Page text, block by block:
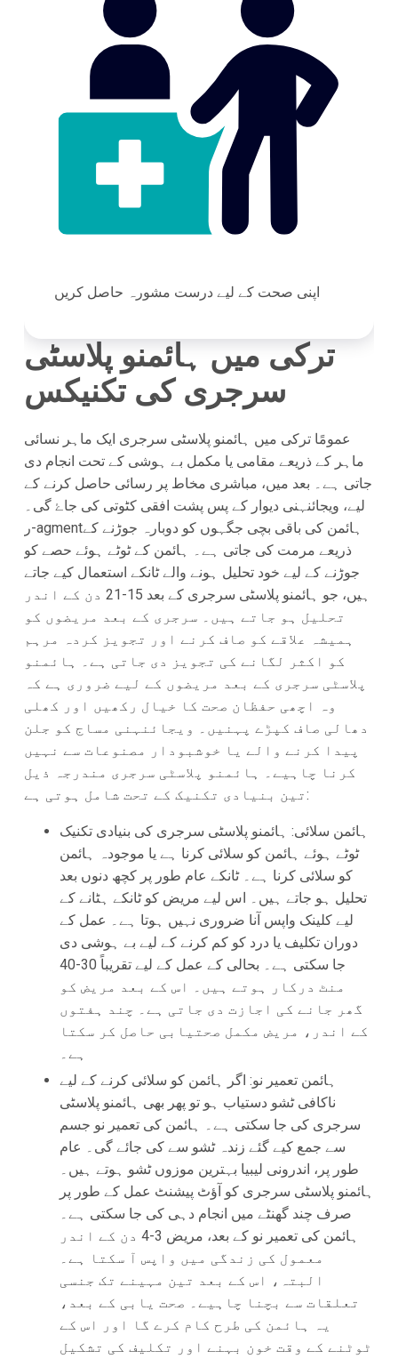
اپنی صحت کے لیے درست مشورہ حاصل کریں
ترکی میں ہائمنو پلاسٹی
سرجری کی تکنیکس
عمومًا ترکی میں ہائمنو پلاسٹی سرجری ایک ماہر نسائی
ماہر کے ذریعے مقامی یا مکمل بے ہوشی کے تحت انجام دی
جاتی ہے۔ بعد میں، مباشری مخاط پر رسائی حاصل کرنے کے
لیے، ویجائنہنی دیوار کے پس پشت افقی کٹوتی کی جاۓ گی۔
ر-agmentہائمن کی باقی بچی جگہوں کو دوبارہ جوڑنے کے
ذریعے مرمت کی جاتی ہے۔ ہائمن کے ٹوٹے ہوئے حصے کو
جوڑنے کے لیے خود تحلیل ہونے والے ٹانکے استعمال کیے جاتے
ہیں، جو ہائمنو پلاسٹی سرجری کے بعد 15-21 دن کے اندر
تحلیل ہو جاتے ہیں۔ سرجری کے بعد مریضوں کو
ہمیشہ علاقے کو صاف کرنے اور تجویز کردہ مرہم
کو اکثر لگانے کی تجویز دی جاتی ہے۔ ہائمنو
پلاسٹی سرجری کے بعد مریضوں کے لیے ضروری ہے کہ
وہ اچھی حفظان صحت کا خیال رکھیں اور کھلی
دھالی صاف کپڑے پہنیں۔ ویجائنہنی مساج کو جلن
پیدا کرنے والے یا خوشبودار مصنوعات سے نہیں
کرنا چاہیے۔ ہائمنو پلاسٹی سرجری مندرجہ ذیل
تین بنیادی تکنیک کے تحت شامل ہوتی ہے:
ہائمن سلائی: ہائمنو پلاسٹی سرجری کی بنیادی تکنیک
ٹوٹے ہوئے ہائمن کو سلائی کرنا ہے یا موجودہ ہائمن
کو سلائی کرنا ہے۔ ٹانکے عام طور پر کچھ دنوں بعد
تحلیل ہو جاتے ہیں۔ اس لیے مریض کو ٹانکے ہٹانے کے
لیے کلینک واپس آنا ضروری نہیں ہوتا ہے۔ عمل کے
دوران تکلیف یا درد کو کم کرنے کے لیے بے ہوشی دی
جا سکتی ہے۔ بحالی کے عمل کے لیے تقریباً 30-40
منٹ درکار ہوتے ہیں۔ اس کے بعد مریض کو
گھر جانے کی اجازت دی جاتی ہے۔ چند ہفتوں
کے اندر، مریض مکمل صحتیابی حاصل کر سکتا
ہے۔
ہائمن تعمیر نو: اگر ہائمن کو سلائی کرنے کے لیے
ناکافی ٹشو دستیاب ہو تو پھر بھی ہائمنو پلاسٹی
سرجری کی جا سکتی ہے۔ ہائمن کی تعمیر نو جسم
سے جمع کیے گئے زندہ ٹشو سے کی جائے گی۔ عام
طور پر، اندرونی لیبیا بہترین موزوں ٹشو ہوتے ہیں۔
ہائمنو پلاسٹی سرجری کو آؤٹ پیشنٹ عمل کے طور پر
صرف چند گھنٹے میں انجام دہی کی جا سکتی ہے۔
ہائمن کی تعمیر نو کے بعد، مریض 3-4 دن کے اندر
معمول کی زندگی میں واپس آ سکتا ہے۔
البتہ، اس کے بعد تین مہینے تک جنسی
تعلقات سے بچنا چاہیے۔ صحت یابی کے بعد،
یہ ہائمن کی طرح کام کرے گا اور اس کے
ٹوٹنے کے وقت خون بہنے اور تکلیف کی تشکیل